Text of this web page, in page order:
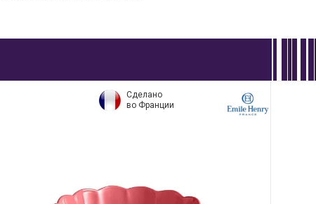
Сделано
во Франции